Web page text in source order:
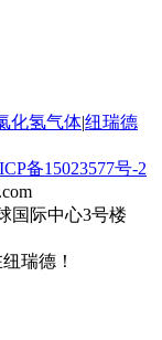
化氢气体|纽瑞德
备15023577号-2
国际中心3号楼
瑞德！